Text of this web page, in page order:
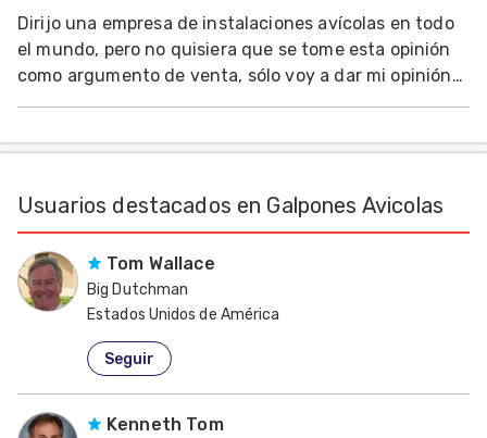
Dirijo una empresa de instalaciones avícolas en todo
el mundo, pero no quisiera que se tome esta opinión
como argumento de venta, sólo voy a dar mi opinión
por si fuese de interés para algún avicultor. Todos los
de un manejo eficiente y
Usuarios destacados en Galpones Avicolas
Tom Wallace
Big Dutchman
Estados Unidos de América
Seguir
Kenneth Tom